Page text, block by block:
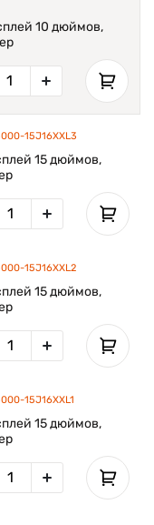
10 дюймов,
15J16XXL3
15 дюймов,
15J16XXL2
15 дюймов,
15J16XXL1
15 дюймов,